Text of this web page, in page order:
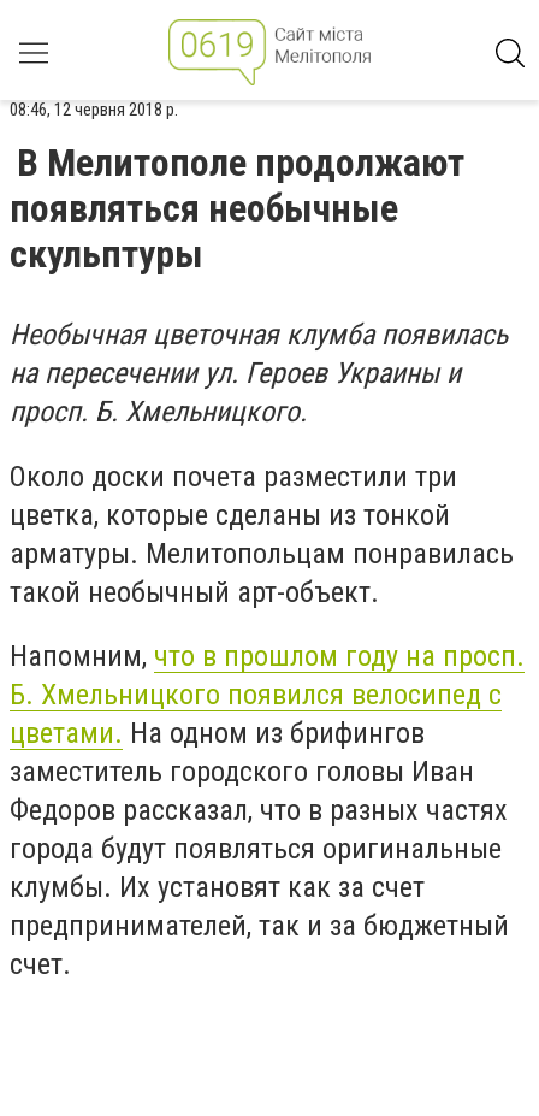
08:46, 12 червня 2018 р.
В Мелитополе продолжают
появляться необычные
скульптуры
Необычная цветочная клумба появилась
на пересечении ул. Героев Украины и
просп. Б. Хмельницкого.
Около доски почета разместили три
цветка, которые сделаны из тонкой
арматуры. Мелитопольцам понравилась
такой необычный арт-объект.
Напомним, что в прошлом году на просп.
Б. Хмельницкого появился велосипед с
цветами. На одном из брифингов
заместитель городского головы Иван
Федоров рассказал, что в разных частях
города будут появляться оригинальные
клумбы. Их установят как за счет
предпринимателей, так и за бюджетный
счет.